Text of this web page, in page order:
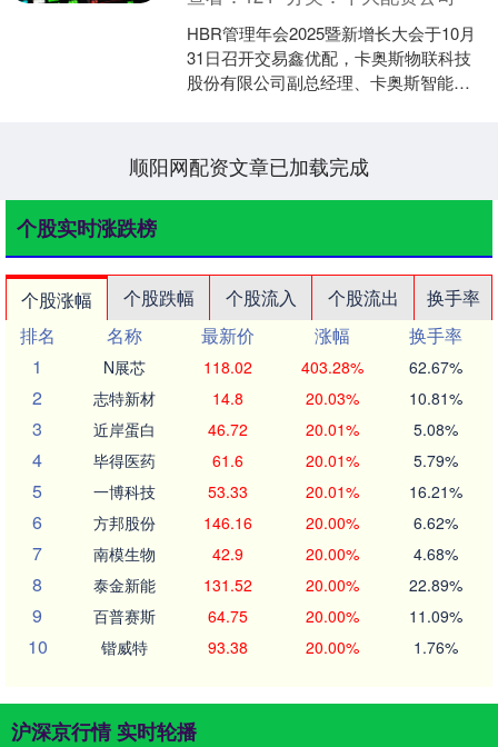
HBR管理年会2025暨新增长大会于10月
31日召开交易鑫优配，卡奥斯物联科技
股份有限公司副总经理、卡奥斯智能制
顺阳网配资文章已加载完成
个股实时涨跌榜
个股涨幅 个股跌幅 个股流入 个股流出
换手率
排名
名称 最新价 涨幅
换手率
1
N展芯 118.02 403.28% 62.67%
2 志特新材 14.8 20.03% 10.81%
3 近岸蛋白 46.72 20.01% 5.08%
4 毕得医药 61.6 20.01% 5.79%
5 一博科技 53.33 20.01% 16.21%
6 方邦股份 146.16 20.00% 6.62%
7 南模生物 42.9 20.00% 4.68%
8 泰金新能 131.52 20.00% 22.89%
9 百普赛斯 64.75 20.00% 11.09%
10 锴威特 93.38 20.00% 1.76%
沪深京行情 实时轮播